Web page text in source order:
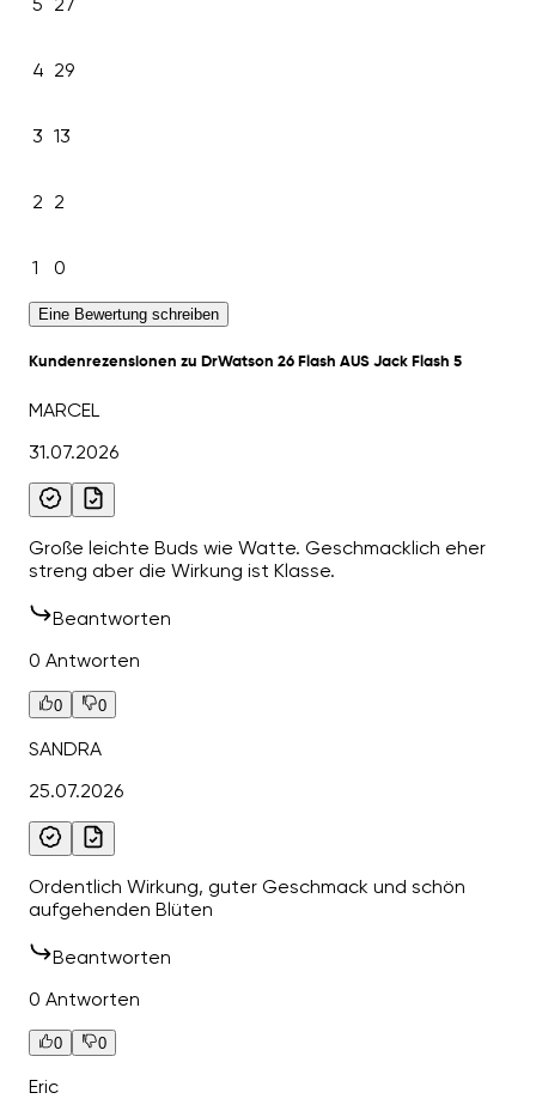
4 29
3 13
2 2
1 0
Eine Bewertung schreiben
Kundenrezensionen zu DrWatson 26 Flash AUS Jack Flash 5
MARCEL
31.07.2026
Große leichte Buds wie Watte. Geschmacklich eher
streng aber die Wirkung ist Klasse.
Beantworten
0 Antworten
0 0
SANDRA
25.07.2026
Ordentlich Wirkung, guter Geschmack und schön
aufgehenden Blüten
Beantworten
0 Antworten
0 0
Eric